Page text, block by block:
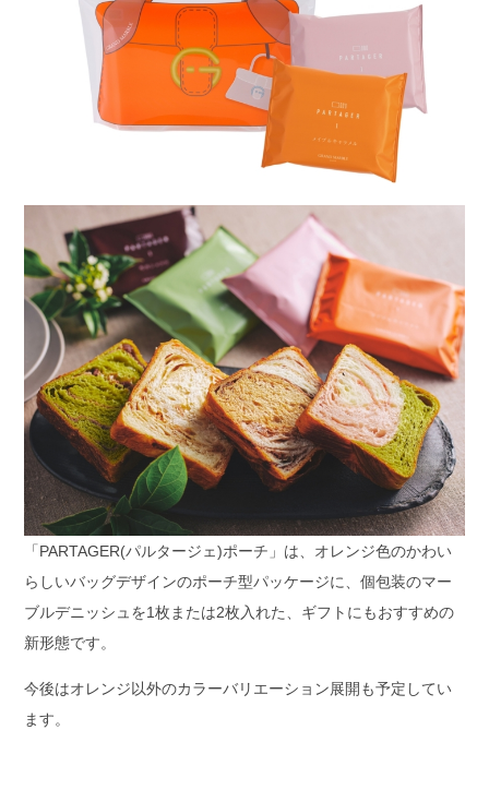
「PARTAGER(パルタージェ)ポーチ」は、オレンジ色のかわい
らしいバッグデザインのポーチ型パッケージに、個包装のマー
ブルデニッシュを1枚または2枚入れた、ギフトにもおすすめの
新形態です。
今後はオレンジ以外のカラーバリエーション展開も予定してい
ます。